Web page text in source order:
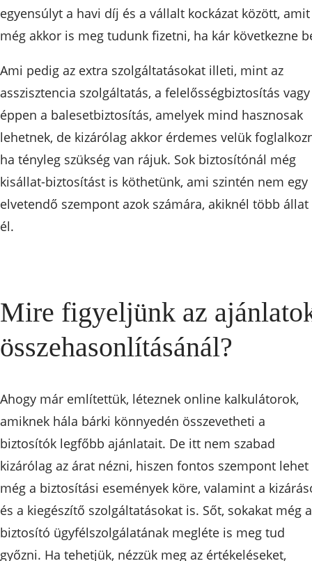
egyensúlyt a havi díj és a vállalt kockázat között, amit
még akkor is meg tudunk fizetni, ha kár következne
Ami pedig az extra szolgáltatásokat illeti, mint az
asszisztencia szolgáltatás, a felelősségbiztosítás vagy
éppen a balesetbiztosítás, amelyek mind hasznosak
lehetnek, de kizárólag akkor érdemes velük
ha tényleg szükség van rájuk. Sok biztosítónál még
kisállat-biztosítást is köthetünk, ami szintén nem egy
elvetendő szempont azok számára, akiknél több állat
él.
Mire figyeljünk az
összehasonlításánál?
Ahogy már említettük, léteznek online kalkulátorok,
amiknek hála bárki könnyedén összevetheti a
biztosítók legfőbb ajánlatait. De itt nem szabad
kizárólag az árat nézni, hiszen fontos szempont lehet
még a biztosítási események köre, valamint a
és a kiegészítő szolgáltatásokat is. Sőt, sokakat még a
biztosító ügyfélszolgálatának megléte is meg tud
győzni. Ha tehetjük, nézzük meg az értékeléseket,